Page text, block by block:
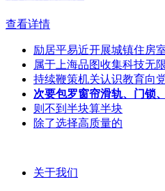
查看详情
励居平易近开展城镇住房
属于上海品图收集科技无
持续鞭策机关认识教育向
次要包罗窗帘滑轨、门锁
则不到半块算半块
除了选择高质量的
关于我们